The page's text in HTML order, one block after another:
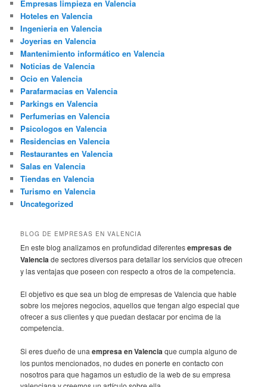
Empresas limpieza en Valencia
Hoteles en Valencia
Ingenieria en Valencia
Joyerias en Valencia
Mantenimiento informático en Valencia
Noticias de Valencia
Ocio en Valencia
Parafarmacias en Valencia
Parkings en Valencia
Perfumerias en Valencia
Psicologos en Valencia
Residencias en Valencia
Restaurantes en Valencia
Salas en Valencia
Tiendas en Valencia
Turismo en Valencia
Uncategorized
BLOG DE EMPRESAS EN VALENCIA
En este blog analizamos en profundidad diferentesempresas de
Valenciade sectores diversos para detallar los servicios que ofrecen
y las ventajas que poseen con respecto a otros de la competencia.
El objetivo es que sea un blog de empresas de Valencia que hable
sobre los mejores negocios, aquellos que tengan algo especial que
ofrecer a sus clientes y que puedan destacar por encima de la
competencia.
Si eres dueño de unaempresa en Valenciaque cumpla alguno de
los puntos mencionados, no dudes en ponerte en contacto con
nosotros para que hagamos un estudio de la web de su empresa